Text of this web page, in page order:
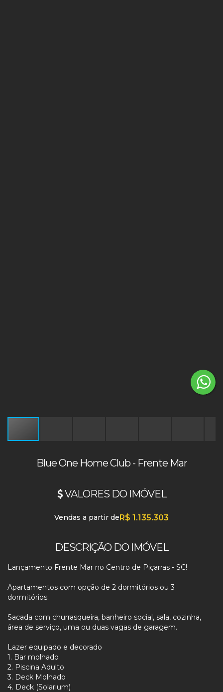
Blue One Home Club - Frente Mar
VALORES DO IMÓVEL
R$ 1.135.303
Vendas a partir de
DESCRIÇÃO DO IMÓVEL
Lançamento Frente Mar no Centro de Piçarras - SC!
Apartamentos com opção de 2 dormitórios ou 3
dormitórios.
Sacada com churrasqueira, banheiro social, sala, cozinha,
área de serviço, uma ou duas vagas de garagem.
Lazer equipado e decorado
1. Bar molhado
2. Piscina Adulto
3. Deck Molhado
4. Deck (Solarium)